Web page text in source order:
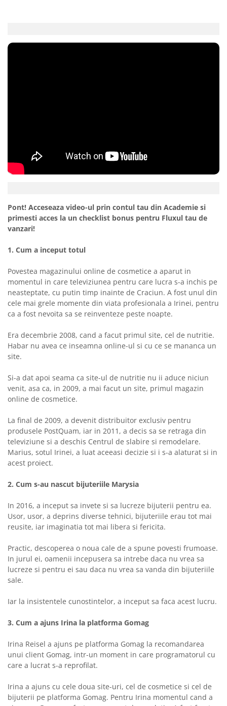
Pont! Acceseaza video-ul prin contul tau din Academie si
primesti acces la un checklist bonus pentru Fluxul tau de
vanzari!
1. Cum a inceput totul
Povestea magazinului online de cosmetice a aparut in
momentul in care televiziunea pentru care lucra s-a inchis pe
neasteptate, cu putin timp inainte de Craciun. A fost unul din
cele mai grele momente din viata profesionala a Irinei, pentru
ca a fost nevoita sa se reinventeze peste noapte.
Era decembrie 2008, cand a facut primul site, cel de nutritie.
Habar nu avea ce inseamna online-ul si cu ce se mananca un
site.
Si-a dat apoi seama ca site-ul de nutritie nu ii aduce niciun
venit, asa ca, in 2009, a mai facut un site, primul magazin
online de cosmetice.
La final de 2009, a devenit distribuitor exclusiv pentru
produsele PostQuam, iar in 2011, a decis sa se retraga din
televiziune si a deschis Centrul de slabire si remodelare.
Marius, sotul Irinei, a luat aceeasi decizie si i s-a alaturat si in
acest proiect.
2. Cum s-au nascut bijuteriile Marysia
In 2016, a inceput sa invete si sa lucreze bijuterii pentru ea.
Usor, usor, a deprins diverse tehnici, bijuteriile erau tot mai
reusite, iar imaginatia tot mai libera si fericita.
Practic, descoperea o noua cale de a spune povesti frumoase.
In jurul ei, oamenii incepusera sa intrebe daca nu vrea sa
lucreze si pentru ei sau daca nu vrea sa vanda din bijuteriile
sale.
Iar la insistentele cunostintelor, a inceput sa faca acest lucru.
3. Cum a ajuns Irina la platforma Gomag
Irina Reisel a ajuns pe platforma Gomag la recomandarea
unui client Gomag, intr-un moment in care programatorul cu
care a lucrat s-a reprofilat.
Irina a ajuns cu cele doua site-uri, cel de cosmetice si cel de
bijuterii pe platforma Gomag. Pentru Irina momentul cand a